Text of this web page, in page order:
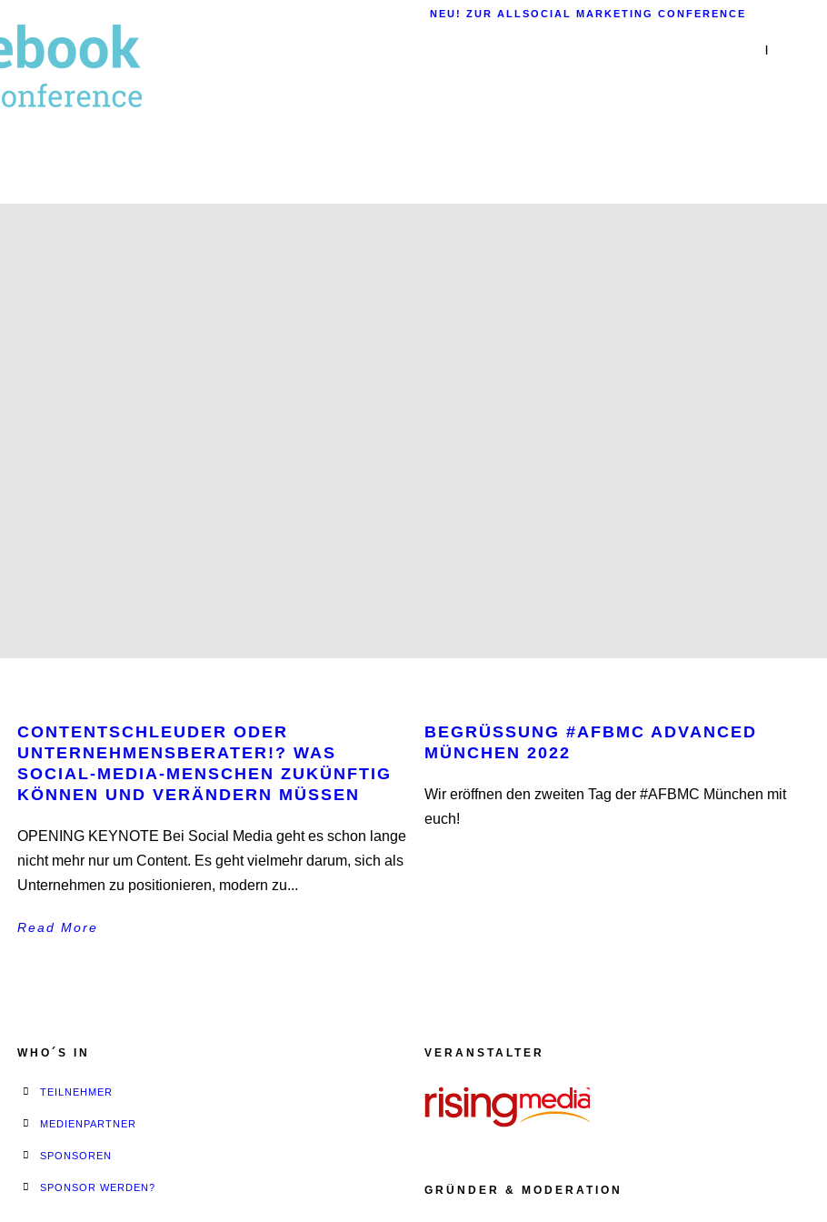
NEU! ZUR ALLSOCIAL MARKETING CONFERENCE
|
CONTENTSCHLEUDER ODER
UNTERNEHMENSBERATER!? WAS
SOCIAL-MEDIA-MENSCHEN ZUKÜNFTIG
KÖNNEN UND VERÄNDERN MÜSSEN
OPENING KEYNOTE Bei Social Media geht es schon lange
nicht mehr nur um Content. Es geht vielmehr darum, sich als
Unternehmen zu positionieren, modern zu...
Read More
BEGRÜSSUNG #AFBMC ADVANCED
MÜNCHEN 2022
Wir eröffnen den zweiten Tag der #AFBMC München mit
euch!
WHO´S IN
TEILNEHMER
MEDIENPARTNER
SPONSOREN
SPONSOR WERDEN?
VERANSTALTER
GRÜNDER & MODERATION